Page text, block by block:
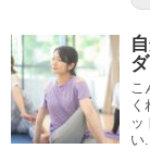
こ
ッ
い